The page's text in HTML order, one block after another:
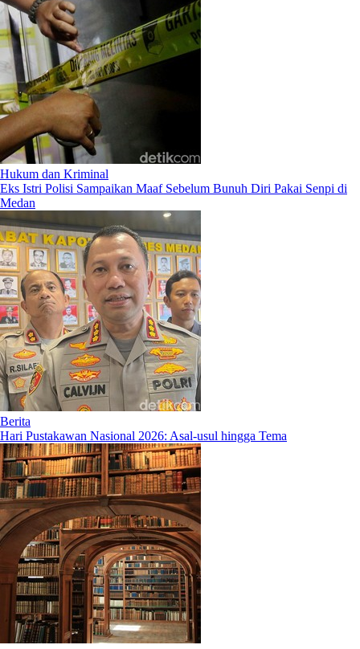
Hukum dan Kriminal
Eks Istri Polisi Sampaikan Maaf Sebelum Bunuh Diri Pakai Senpi di
Medan
Berita
Hari Pustakawan Nasional 2026: Asal-usul hingga Tema